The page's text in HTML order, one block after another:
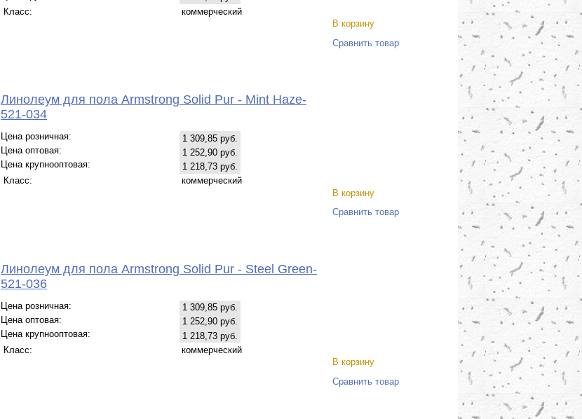
Класс:
коммерческий
В корзину
Сравнить товар
Линолеум для пола Armstrong Solid Pur - Mint Haze-
521-034
Цена розничная:
1 309,85 руб.
Цена оптовая:
1 252,90 руб.
Цена крупнооптовая:
1 218,73 руб.
Класс:
коммерческий
В корзину
Сравнить товар
Линолеум для пола Armstrong Solid Pur - Steel Green-
521-036
Цена розничная:
1 309,85 руб.
Цена оптовая:
1 252,90 руб.
Цена крупнооптовая:
1 218,73 руб.
Класс:
коммерческий
В корзину
Сравнить товар